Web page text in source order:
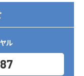
ル